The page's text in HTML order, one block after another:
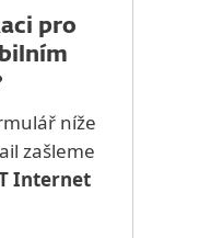
pro
níže
zašleme
Internet